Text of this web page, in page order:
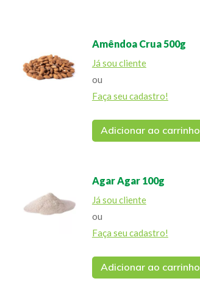
Amêndoa Crua 500g
Já sou cliente
ou
Faça seu cadastro!
Adicionar ao carrinho
Agar Agar 100g
Já sou cliente
ou
Faça seu cadastro!
Adicionar ao carrinho